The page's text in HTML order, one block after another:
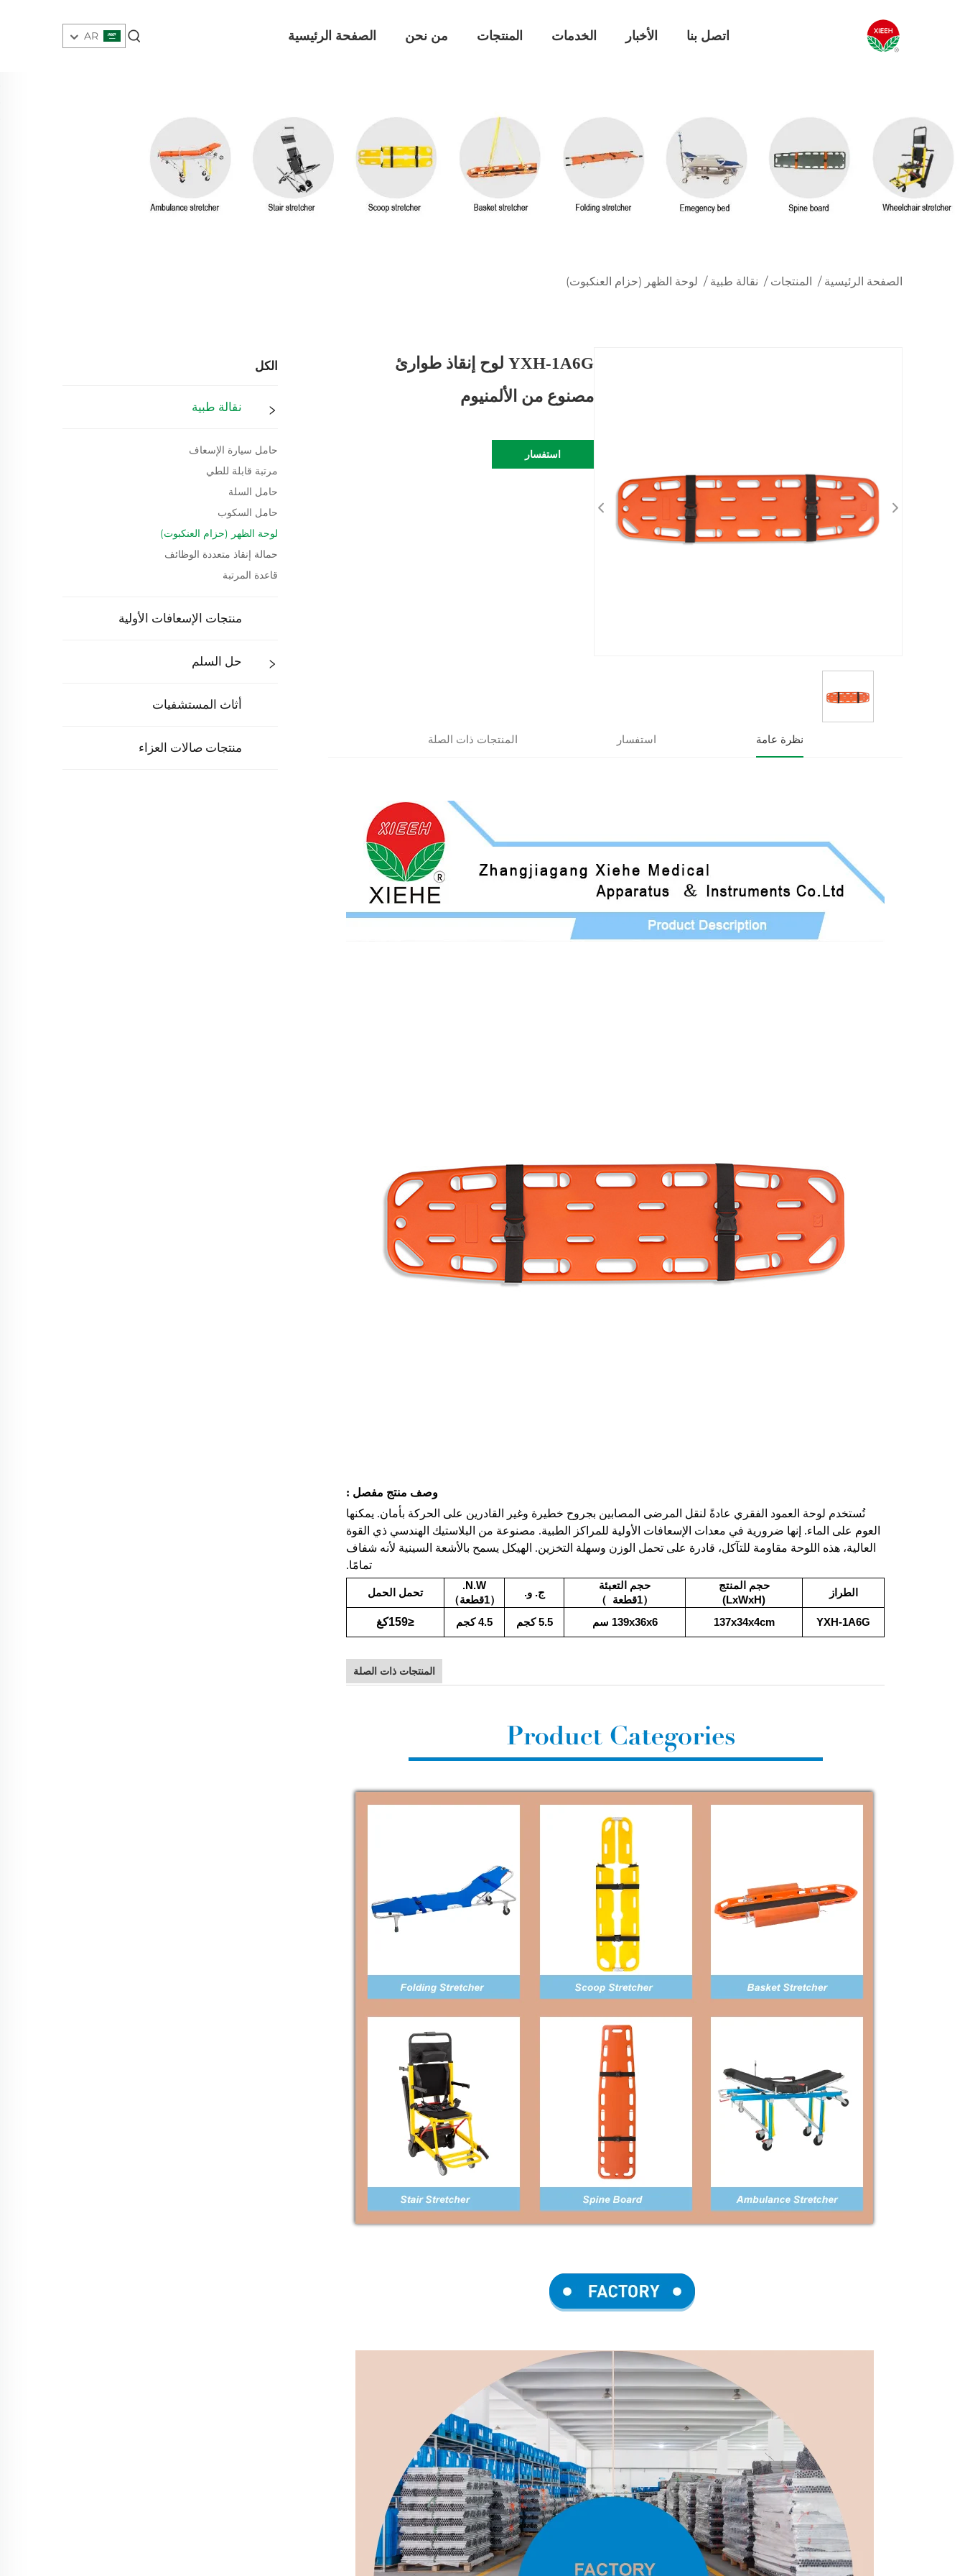
الصفحة الرئيسية من نحن المنتجات الخدمات الأخبار اتصل بنا AR
الصفحة الرئيسية / المنتجات / نقالة طبية / لوحة الظهر (حزام العنكبوت)
الكل
نقالة طبية
حامل سيارة الإسعاف
مرتبة قابلة للطي
حامل السلة
حامل السكوب
لوحة الظهر (حزام العنكبوت)
حمالة إنقاذ متعددة الوظائف
قاعدة المرتبة
منتجات الإسعافات الأولية
حل السلم
أثاث المستشفيات
منتجات صالات العزاء
YXH-1A6G لوح إنقاذ طوارئ
مصنوع من الألمنيوم
استفسار
نظرة عامة استفسار المنتجات ذات الصلة
وصف منتج مفصل :
تُستخدم لوحة العمود الفقري عادةً لنقل المرضى المصابين بجروح خطيرة وغير القادرين على الحركة بأمان. يمكنها
العوم على الماء. إنها ضرورية في معدات الإسعافات الأولية للمراكز الطبية. مصنوعة من البلاستيك الهندسي ذي القوة
العالية، هذه اللوحة مقاومة للتآكل، قادرة على تحمل الوزن وسهلة التخزين. الهيكل يسمح بالأشعة السينية لأنه شفاف
تمامًا.
الطراز
حجم المنتج
(LxWxH)
حجم التعبئة
（1قطعة
）
ج. و.
N.W.
（1قطعة）
تحمل الحمل
YXH-1A6G
137x34x4cm
139x36x6 سم 5.5 كجم 4.5 كجم ≤159كغ
المنتجات ذات الصلة